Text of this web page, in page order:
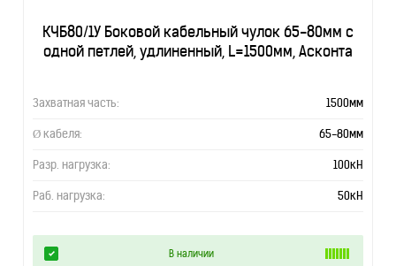
КЧБ80/1У Боковой кабельный чулок 65-80мм с
одной петлей, удлиненный, L=1500мм, Асконта
Захватная часть: 1500мм
Ø кабеля: 65-80мм
Разр. нагрузка: 100кН
Раб. нагрузка: 50кН
В наличии